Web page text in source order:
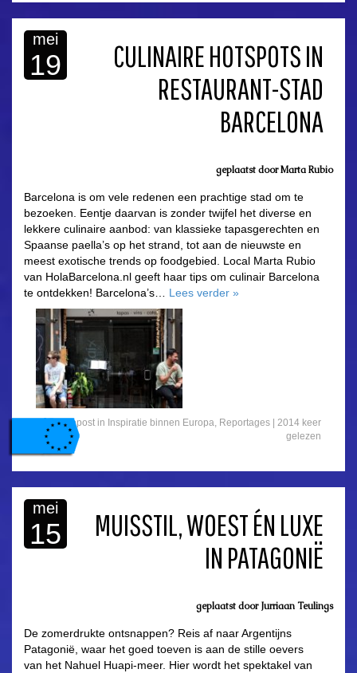
mei
19
CULINAIRE HOTSPOTS IN
RESTAURANT-STAD
BARCELONA
geplaatst doorMarta Rubio
Barcelona is om vele redenen een prachtige stad om te
bezoeken. Eentje daarvan is zonder twijfel het diverse en
lekkere culinaire aanbod: van klassieke tapasgerechten en
Spaanse paella’s op het strand, tot aan de nieuwste en
meest exotische trends op foodgebied. Local Marta Rubio
van HolaBarcelona.nl geeft haar tips om culinair Barcelona
te ontdekken! Barcelona’s… Lees verder »
Gepost in Inspiratie binnen Europa Reportages | 2014 keer
gelezen
mei
15
MUISSTIL, WOEST ÉN LUXE
IN PATAGONIË
geplaatst doorJurriaan Teulings
De zomerdrukte ontsnappen? Reis af naar Argentijns
Patagonië, waar het goed toeven is aan de stille oevers
van het Nahuel Huapi-meer. Hier wordt het spektakel van